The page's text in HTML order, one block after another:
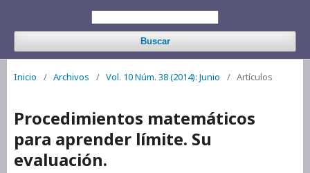
Buscar
Inicio / Archivos / Vol. 10 Núm. 38 (2014): Junio / Artículos
Procedimientos matemáticos
para aprender límite. Su
evaluación.